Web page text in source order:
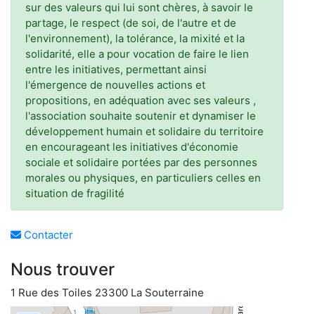
sur des valeurs qui lui sont chères, à savoir le
partage, le respect (de soi, de l'autre et de
l'environnement), la tolérance, la mixité et la
solidarité, elle a pour vocation de faire le lien
entre les initiatives, permettant ainsi
l'émergence de nouvelles actions et
propositions, en adéquation avec ses valeurs ,
l'association souhaite soutenir et dynamiser le
développement humain et solidaire du territoire
en encourageant les initiatives d'économie
sociale et solidaire portées par des personnes
morales ou physiques, en particuliers celles en
situation de fragilité
Contacter
Nous trouver
1 Rue des Toiles 23300 La Souterraine